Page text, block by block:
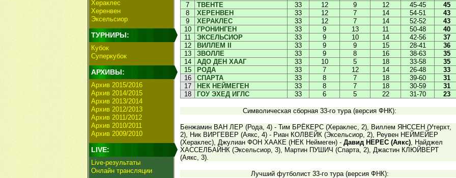
Хераклес
Херенвен
Эксельсиор
ТУРНИРЫ:
Кубок
Суперкубок
АРХИВЫ:
Архив 2015/2016
Архив 2014/2015
Архив 2013/2014
Архив 2012/2013
Архив 2011/2012
Архив 2010/2011
Архив 2009/2010
LIVE:
Live-результаты
Онлайн трансляции
7
ТВЕНТЕ 33 12 9 12 45-45
45
8
ХЕРЕНВЕН 33 12 7 14 54-51
43
9
ХЕРАКЛЕС 33 12 7 14 52-52
43
10
ГРОНИНГЕН 33 9 13 11 50-48
40
11
ЭКСЕЛЬСИОР 33 9 10 14 42-56
37
12
ВИЛЛЕМ II 33 9 9 15 28-41
36
13
ЗВОЛЛЕ 33 9 8 16 38-63
35
14
АДО ДЕН ХААГ 33 10 5 18 33-58
35
15
РОДА 33 7 12 14 26-48
33
16
СПАРТА 33 8 7 18 39-60
31
17
НЕК НЕЙМЕГЕН 33 8 7 18 30-59
31
18
ГОУ ЭХЕД ИГЛС 33 6 5 22 31-70 23
Символическая сборная 33-го тура (версия ФНК):
Бенжамин ВАН ЛЕР (Рода, 4) - Тим БРЁКЕРС (Хераклес, 2), Виллем ЯНССЕН (Утерхт,
2), Ник ВИРГЕВЕР (Аякс, 4) - Риан КОЛВЕЙК (Эксельсиор, 2), Реувен НЕЙМЕЙЕР
(Хераклес), Джулиан ФОН ХААКЕ (НЕК Неймеген) - Давид НЕРЕС (Аякс), Найджел
ХАССЕЛБАЙНК (Эксельсиор, 3), Мартин ПУШИЧ (Спарта, 2), Джастин КЛЮЙВЕРТ
(Аякс, 3).
Лучший футболист 33-го тура (версия ФНК):